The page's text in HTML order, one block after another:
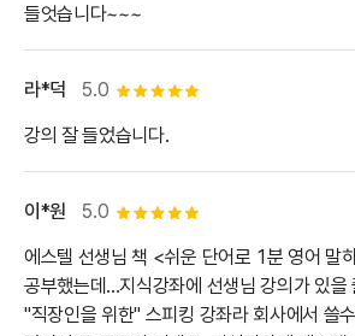
들엇습니다~~~
5.0 별점 5개
라*덕
강의 잘 들었습니다.
5.0 별점 5개
이*원
에스텔 선생님 책 <쉬운 단어로 1분 영어 말
공부했는데...지식강좌에 선생님 강의가 있을
"직장인을 위한" 스피킹 강좌라 회사에서 쓸